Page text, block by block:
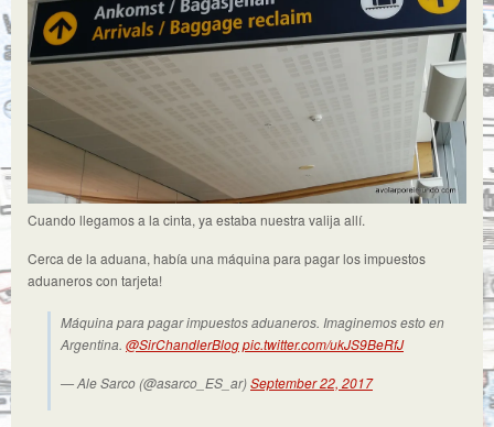
Cuando llegamos a la cinta, ya estaba nuestra valija allí.
Cerca de la aduana, había una máquina para pagar los impuestos
aduaneros con tarjeta!
Máquina para pagar impuestos aduaneros. Imaginemos esto en
Argentina. @SirChandlerBlogpic.twitter.com/ukJS9BeRfJ
— Ale Sarco (@asarco_ES_ar)September 22, 2017